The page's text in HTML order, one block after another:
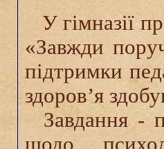
У гімназії
«Завжди
підтримки
здоров’я
Завдання -
щодо